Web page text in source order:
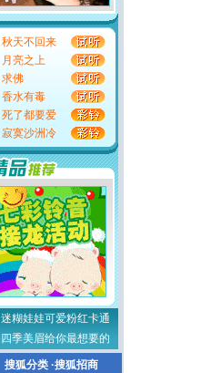
秋天不回来
月亮之上
求佛
香水有毒
死了都要爱
寂寞沙洲冷
迷糊娃娃可爱粉红卡通
四季美眉给你最想要的
搜狐分类·搜狐招商